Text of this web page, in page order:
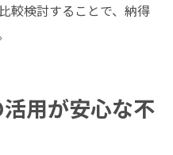
較検討することで、納得
用が安心な不